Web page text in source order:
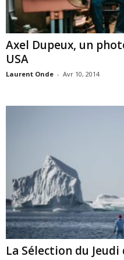
Axel Dupeux, un
USA
Laurent Onde - Avr 10, 2014
La Sélection du Jeudi